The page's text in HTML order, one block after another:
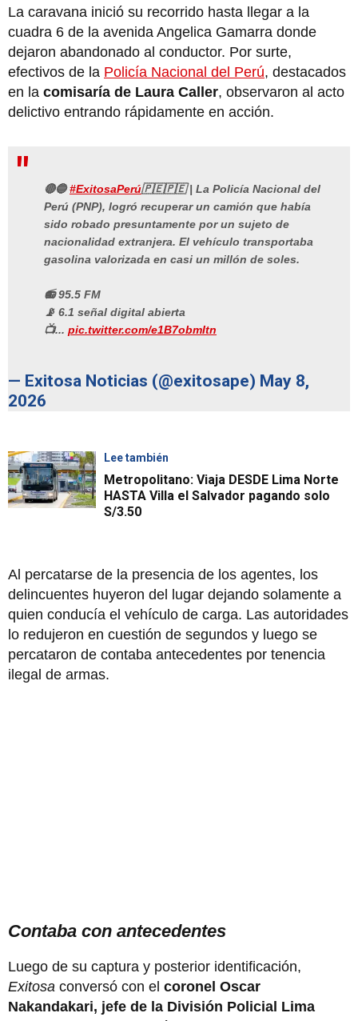
La caravana inició su recorrido hasta llegar a la
cuadra 6 de la avenida Angelica Gamarra donde
dejaron abandonado al conductor. Por surte,
efectivos de la Policía Nacional del Perú, destacados
en la comisaría de Laura Caller, observaron al acto
delictivo entrando rápidamente en acción.
🔴🔵#ExitosaPerú🇵🇪🇵🇪 | La Policía Nacional del
Perú (PNP), logró recuperar un camión que había
sido robado presuntamente por un sujeto de
nacionalidad extranjera. El vehículo transportaba
gasolina valorizada en casi un millón de soles.
📻 95.5 FM
📡 6.1 señal digital abierta
📺... pic.twitter.com/e1B7obmItn
— Exitosa Noticias (@exitosape) May 8,
2026
Lee también
Metropolitano: Viaja DESDE Lima Norte
HASTA Villa el Salvador pagando solo
S/3.50
Al percatarse de la presencia de los agentes, los
delincuentes huyeron del lugar dejando solamente a
quien conducía el vehículo de carga. Las autoridades
lo redujeron en cuestión de segundos y luego se
percataron de contaba antecedentes por tenencia
ilegal de armas.
Contaba con antecedentes
Luego de su captura y posterior identificación,
Exitosa conversó con el coronel Oscar
Nakandakari, jefe de la División Policial Lima